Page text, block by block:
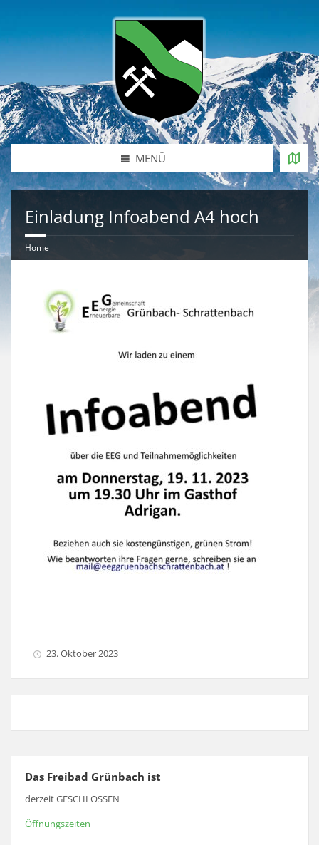
MENÜ
Einladung Infoabend A4 hoch
Home
23. Oktober 2023
Das Freibad Grünbach ist
derzeit GESCHLOSSEN
Öffnungszeiten